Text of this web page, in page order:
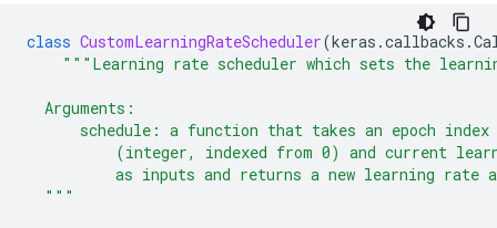
class CustomLearningRateScheduler(keras .callbacks .
"""Learning rate scheduler which sets the
  Arguments:
      schedule: a function that takes an epoch index
(integer, indexed from 0) and current
as inputs and returns a new learning rate
  """